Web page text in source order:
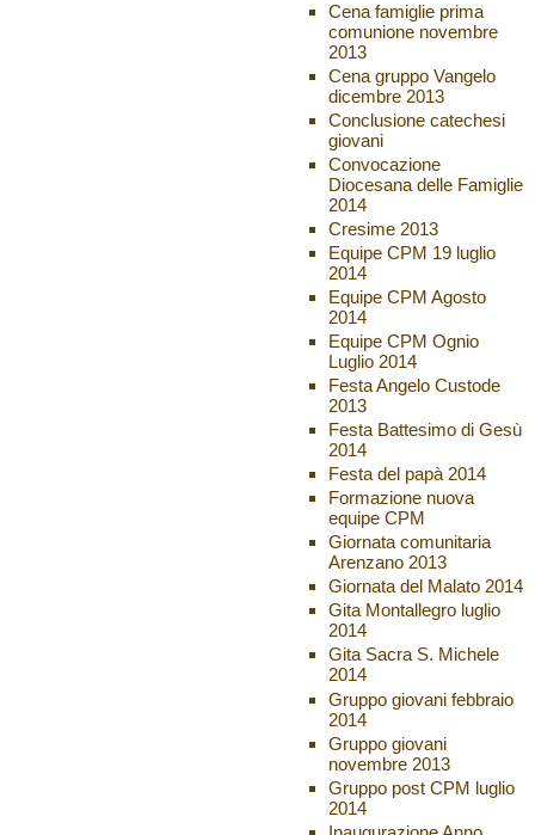
Cena famiglie prima
comunione novembre
2013
Cena gruppo Vangelo
dicembre 2013
Conclusione catechesi
giovani
Convocazione
Diocesana delle Famiglie
2014
Cresime 2013
Equipe CPM 19 luglio
2014
Equipe CPM Agosto
2014
Equipe CPM Ognio
Luglio 2014
Festa Angelo Custode
2013
Festa Battesimo di Gesù
2014
Festa del papà 2014
Formazione nuova
equipe CPM
Giornata comunitaria
Arenzano 2013
Giornata del Malato 2014
Gita Montallegro luglio
2014
Gita Sacra S. Michele
2014
Gruppo giovani febbraio
2014
Gruppo giovani
novembre 2013
Gruppo post CPM luglio
2014